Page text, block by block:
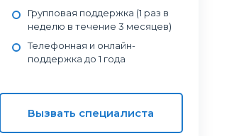
Групповая поддержка (1 раз в
неделю в течение 3 месяцев)
Телефонная и онлайн-
поддержка до 1 года
Вызвать специалиста